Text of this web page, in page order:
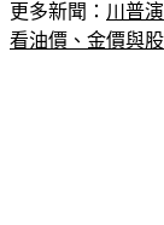
看油價、金價與